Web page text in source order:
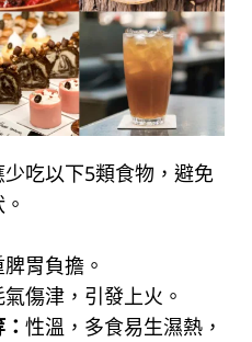
吃以下5類食物，避免
胃負擔。
氣傷津，引發上火。
性溫，多食易生濕熱，